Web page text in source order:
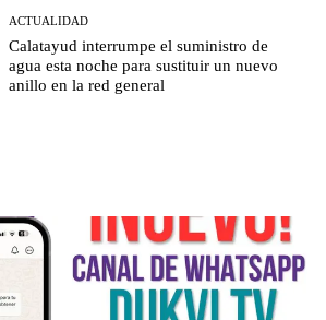
ACTUALIDAD
Calatayud interrumpe el suministro de
agua esta noche para sustituir un nuevo
anillo en la red general